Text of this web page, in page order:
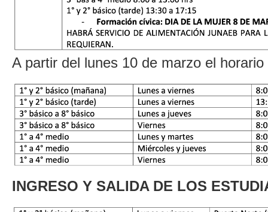
A partir del lunes 10 de marzo el
INGRESO Y SALIDA DE LOS